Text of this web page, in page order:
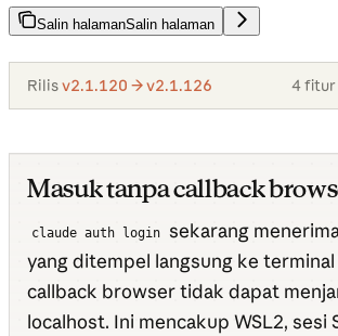
Salin halamanSalin halaman
Rilisv2.1.120 → v2.1.126 4 fitur
Masuk tanpa callback
claude auth login sekarang
yang ditempel langsung ke
callback browser tidak dapat
localhost. Ini mencakup WSL2, sesi